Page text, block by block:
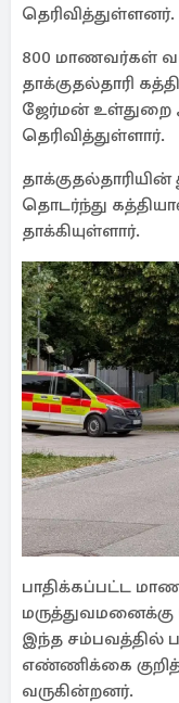
தெரிவித்துள்ளனர்.
800 மாணவர்கள்
தாக்குதல்தாரி
ஜேர்மன்
தெரிவித்துள்ளார்.
தொடர்ந்து
தாக்கியுள்ளார்.
பாதிக்கப்பட்ட
இந்த சம்பவத்தில்
எண்ணிக்கை
வருகின்றனர்.